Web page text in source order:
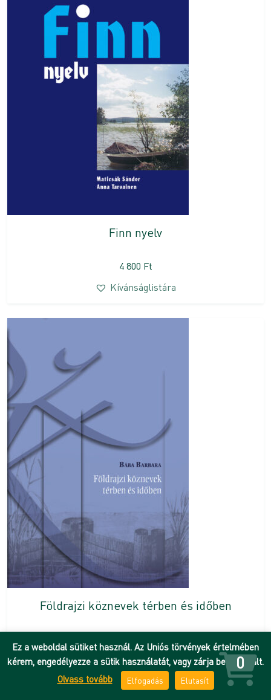
Finn nyelv
4 800 Ft
Kívánságlistára
Földrajzi köznevek térben és időben
Kívánságlistára
Ez a weboldal sütiket használ. Az Uniós törvények értelmében
kérem, engedélyezze a sütik használatát, vagy zárja be az oldalt.
Olvass tovább
Elfogadás Elutasít
0